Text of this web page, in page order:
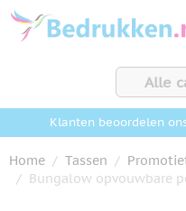
Ga naar de inhoud
Alle
Klanten beoordelen
Home / Tassen /
/ Bungalow opvouwbare